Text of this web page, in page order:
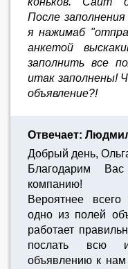
После
я нажимаб
анкетой
заполнить все
итак заполнены!
объявление?!
Отвечает:
Добрый день,
Благодарим
компанию!
Вероятнее
одно из полей
работает
послать всю
объявлению к нам